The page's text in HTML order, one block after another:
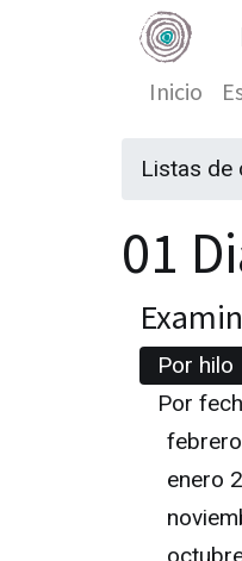
Inicio
Listas de
01
Por hilo
Por
enero